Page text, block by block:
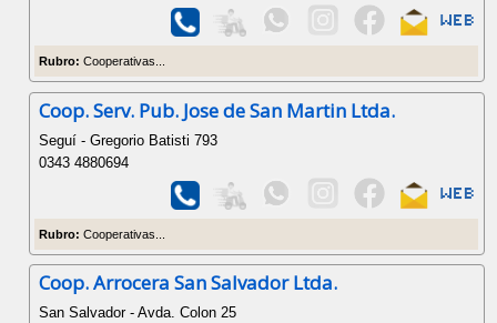
Rubro: Cooperativas...
Coop. Serv. Pub. Jose de San Martin Ltda.
Seguí - Gregorio Batisti 793
0343 4880694
Rubro: Cooperativas...
Coop. Arrocera San Salvador Ltda.
San Salvador - Avda. Colon 25